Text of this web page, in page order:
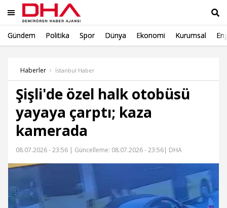
Gündem Politika Spor Dünya Ekonomi Kurumsal
Haberler İstanbul Haber
Şişli'de özel halk otobüsü
yayaya çarptı; kaza
kamerada
08.07.2026 - 23:56 | Güncelleme: 08.07.2026 - 23:56| DHA